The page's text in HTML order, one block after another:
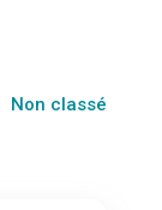
Non classé